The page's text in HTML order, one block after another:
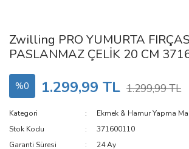
Zwilling PRO YUMURTA
PASLANMAZ ÇELİK 20 CM
%0 1.299,99 TL 1.299,99 TL
Kategori
Ekmek & Hamur Yapma
Stok Kodu
371600110
Garanti Süresi
24 Ay